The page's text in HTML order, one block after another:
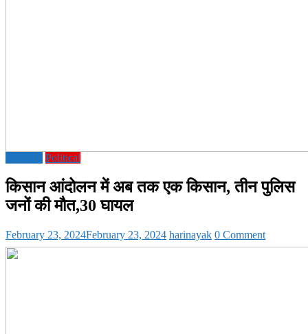
Political
किसान आंदोलन में अब तक एक किसान, तीन पुलिस
जनों की मौत,30 घायल
February 23, 2024February 23, 2024 harinayak 0 Comment